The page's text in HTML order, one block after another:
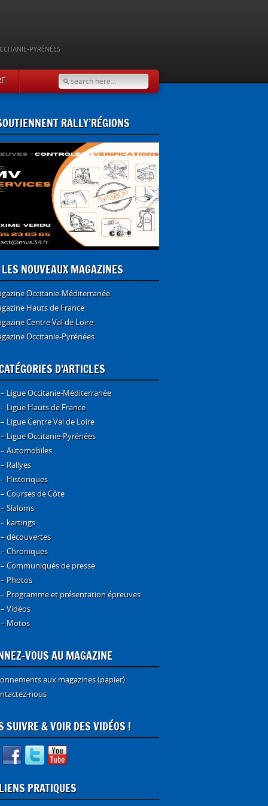
PYRÉNÉES
RALLY’RÉGIONS
NOUVEAUX MAGAZINES
Occitanie-Méditerranée
Hauts de France
Centre Val de Loire
Occitanie-Pyrénées
D’ARTICLES
Ligue Occitanie-Méditerranée
Ligue Hauts de France
Ligue Centre Val de Loire
Ligue Occitanie-Pyrénées
– Automobiles
Rallyes
– Historiques
Courses de Côte
Slaloms
kartings
découvertes
Chroniques
Communiqués de presse
Photos
– Programme et présentation épreuves
Vidéos
– Motos
VOUS AU MAGAZINE
aux magazines (papier)
nous
SUIVRE & VOIR DES VIDÉOS !
PRATIQUES